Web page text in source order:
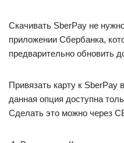
Скачивать SberPay не
приложении Сбербанка,
предварительно обновить
Привязать карту к SberPay
данная опция доступна
Сделать это можно через